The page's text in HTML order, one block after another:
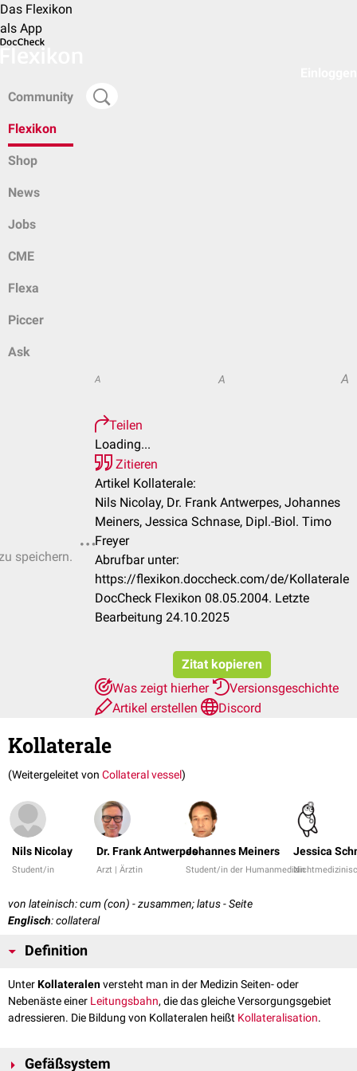
Das Flexikon
als App
Community
Flexikon
Shop
News
Jobs
CME
Flexa
Piccer
Ask
speichern.
A A A
Teilen
Loading...
Zitieren
Artikel Kollaterale:
Nils Nicolay, Dr. Frank Antwerpes, Johannes
Meiners, Jessica Schnase, Dipl.-Biol. Timo
Freyer
Abrufbar unter:
https://flexikon.doccheck.com/de/Kollaterale
DocCheck Flexikon 08.05.2004. Letzte
Bearbeitung 24.10.2025
Zitat kopieren
Was zeigt hierher
Versionsgeschichte
Artikel erstellen
Discord
Kollaterale
(Weitergeleitet von Collateral vessel)
Nils Nicolay
Student/in
Dr. Frank Antwerpes
Arzt | Ärztin
Johannes Meiners
Student/in der Humanmedizin
Jessica
von lateinisch: cum (con) - zusammen; latus - Seite
Englisch: collateral
Definition
UnterKollateralenversteht man in der Medizin Seiten- oder
Nebenäste einer Leitungsbahn, die das gleiche Versorgungsgebiet
adressieren. Die Bildung von Kollateralen heißt Kollateralisation.
Gefäßsystem